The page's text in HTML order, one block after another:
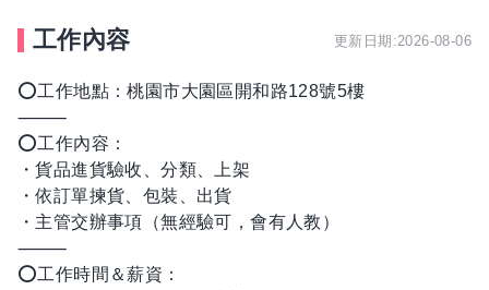
工作內容 更新日期:2026-08-06
⭕工作地點：桃園市大園區開和路128號5樓
⸻
⭕工作內容：
・貨品進貨驗收、分類、上架
・依訂單揀貨、包裝、出貨
・主管交辦事項（無經驗可，會有人教）
⸻
⭕工作時間＆薪資：